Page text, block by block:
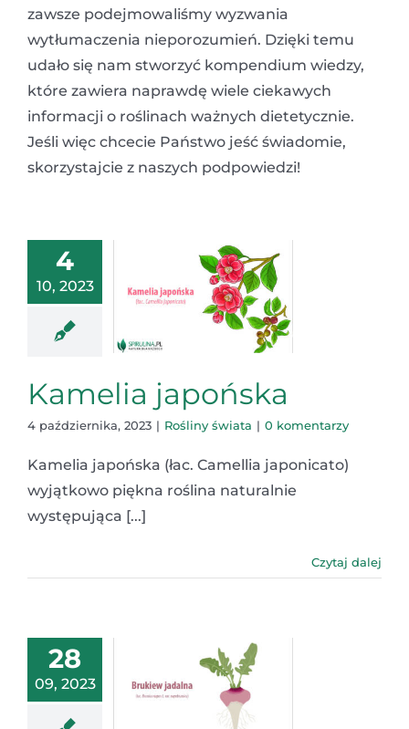
zawsze podejmowaliśmy wyzwania
wytłumaczenia nieporozumień. Dzięki temu
udało się nam stworzyć kompendium wiedzy,
które zawiera naprawdę wiele ciekawych
informacji o roślinach ważnych dietetycznie.
Jeśli więc chcecie Państwo jeść świadomie,
skorzystajcie z naszych podpowiedzi!
4
10, 2023
Kamelia japońska
4 października, 2023 | Rośliny świata | 0 komentarzy
Kamelia japońska (łac. Camellia japonicato)
wyjątkowo piękna roślina naturalnie
występująca [...]
Czytaj dalej
28
09, 2023